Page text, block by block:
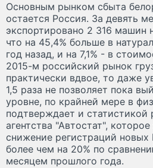
Основным рынком сбыта
остается Россия. За девять
экспортировано 2 316 машин
что на 45,4% больше в
год назад, и на 7,1% - в
2015-м российский рынок
практически вдвое, то даже
1,5 раза не позволяет пока
уровне, по крайней мере в
подтверждает и статистикой
агентства "Автостат",
снижение регистраций
более чем на 20% по
месяцем прошлого года.